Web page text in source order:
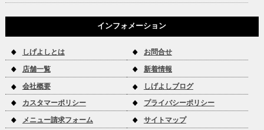
インフォメーション
しげよしとは お問合せ
店舗一覧 新着情報
会社概要 しげよしブログ
カスタマーポリシー プライバシーポリシー
メニュー請求フォーム サイトマップ